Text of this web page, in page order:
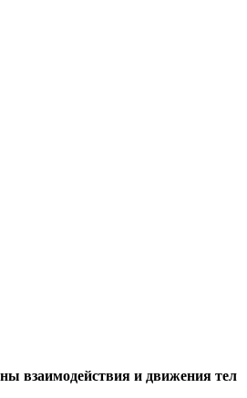
взаимодействия и движения тел